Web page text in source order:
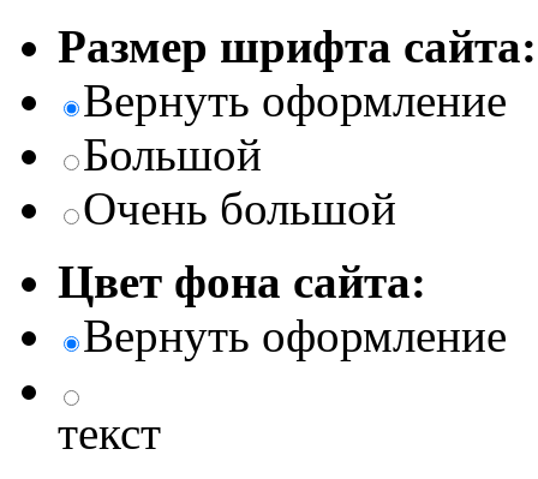
Размер шрифта сайта:
Вернуть оформление
Большой
Очень большой
Цвет фона сайта:
Вернуть оформление
текст